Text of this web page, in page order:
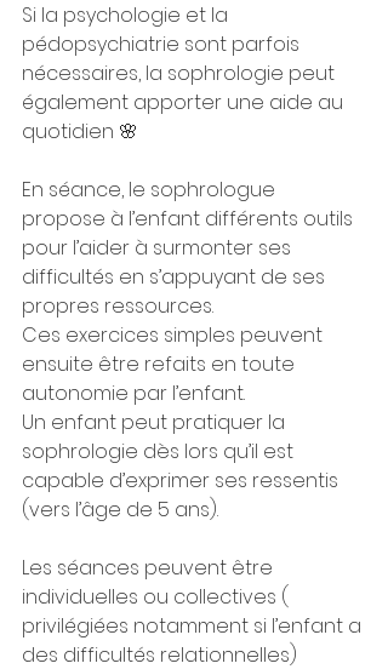
Si la psychologie et la
pédopsychiatrie sont parfois
nécessaires, la sophrologie peut
également apporter une aide au
quotidien 🌸
En séance, le sophrologue
propose à l’enfant différents outils
pour l’aider à surmonter ses
difficultés en s’appuyant de ses
propres ressources.
Ces exercices simples peuvent
ensuite être refaits en toute
autonomie par l’enfant.
Un enfant peut pratiquer la
sophrologie dès lors qu’il est
capable d’exprimer ses ressentis
(vers l’âge de 5 ans).
Les séances peuvent être
individuelles ou collectives (
privilégiées notamment si l’enfant a
des difficultés relationnelles)